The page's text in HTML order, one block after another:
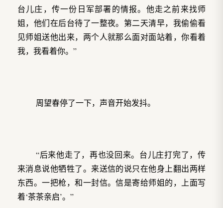
台儿庄，传一份日军部署的情报。他走之前来找师
姐，他们在后台待了一整夜。第二天清早，我偷偷看
见师姐送他出来，两个人就那么面对面站着，你看着
我，我看着你。”
周望春停了一下，声音开始发抖。
“后来他走了，再也没回来。台儿庄打完了，传
来消息说他牺牲了。来送信的说只在他身上翻出两样
东西。一把枪，和一封信。信是寄给师姐的，上面写
着‘茶茶亲启’。”